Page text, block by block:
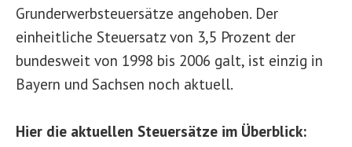
Grunderwerbsteuersätze angehoben. Der
einheitliche Steuersatz von 3,5 Prozent der
bundesweit von 1998 bis 2006 galt, ist einzig in
Bayern und Sachsen noch aktuell.
Hier die aktuellen Steuersätze im Überblick: